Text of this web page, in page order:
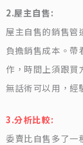
2.屋主自售:
屋主自售的銷售管
負擔銷售成本。帶
作，時間上須跟買
無話術可以用，經
3.分析比較:
委賣比自售多了一